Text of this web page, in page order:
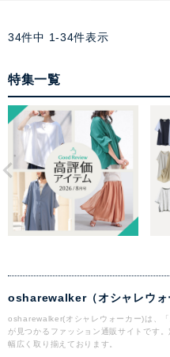
34件中 1-34件表示
特集一覧
osharewalker（オシャレウォ
osharewalker(オシャレウォーカー)は、
が見つかるファッション通販サイトです
幅広く取り揃えております。